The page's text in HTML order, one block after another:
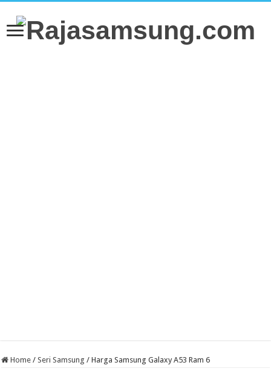
Home / Seri Samsung / Harga Samsung Galaxy A53 Ram 6